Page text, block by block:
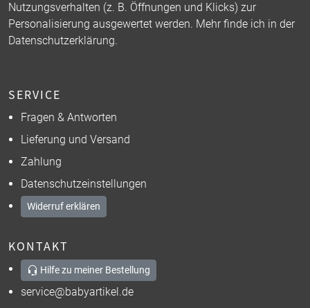
Nutzungsverhalten (z. B. Öffnungen und Klicks) zur
Personalisierung ausgewertet werden. Mehr finde ich in der
Datenschutzerklärung.
SERVICE
Fragen & Antworten
Lieferung und Versand
Zahlung
Datenschutzeinstellungen
Widerruf erklären
KONTAKT
Hilfe zu meiner Bestellung
service@babyartikel.de